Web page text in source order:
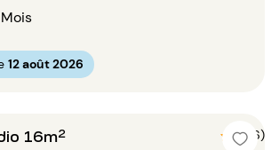
12 août 2026
16m² 5 (6)